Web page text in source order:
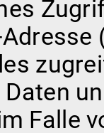
Falle